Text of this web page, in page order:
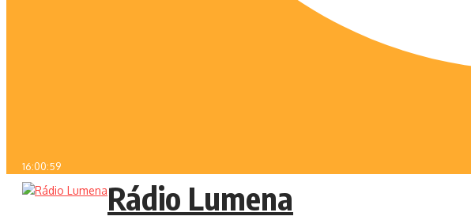
16:00:59
Rádio Lumena